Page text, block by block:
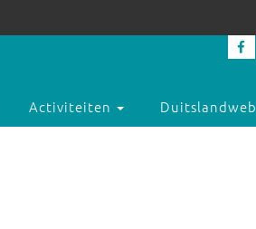
Activiteiten Duitslandweb